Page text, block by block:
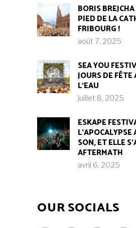
BORIS
PIED DE LA
FRIBOURG !​
août 7, 2025
SEA YOU
JOURS DE
L’EAU
juillet 8, 2025
ESKAPE
SON, ET ELLE
AFTERMATH
avril 6, 2025
OUR SOCIALS